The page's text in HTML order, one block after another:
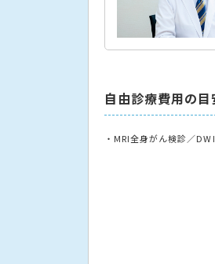
自由診療費用の目
・MRI全身がん検診／